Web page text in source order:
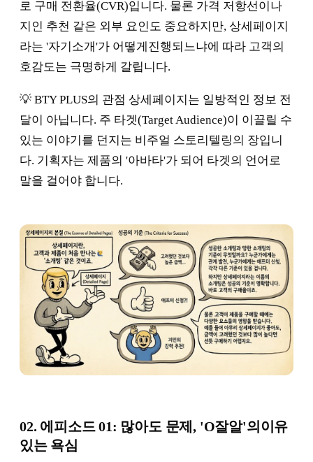
로 구매 전환율(CVR)입니다. 물론 가격 저항선이나
지인 추천 같은 외부 요인도 중요하지만, 상세페이지
라는 '자기소개'가 어떻게진행되느냐에 따라 고객의
호감도는 극명하게 갈립니다.
💡 BTY PLUS의 관점 상세페이지는 일방적인 정보 전
달이 아닙니다. 주 타겟(Target Audience)이 이끌릴 수
있는 이야기를 던지는 비주얼 스토리텔링의 장입니
다. 기획자는 제품의 '아바타'가 되어 타겟의 언어로
말을 걸어야 합니다.
02. 에피소드 01: 많아도 문제, 'O잘알'의이유
있는 욕심